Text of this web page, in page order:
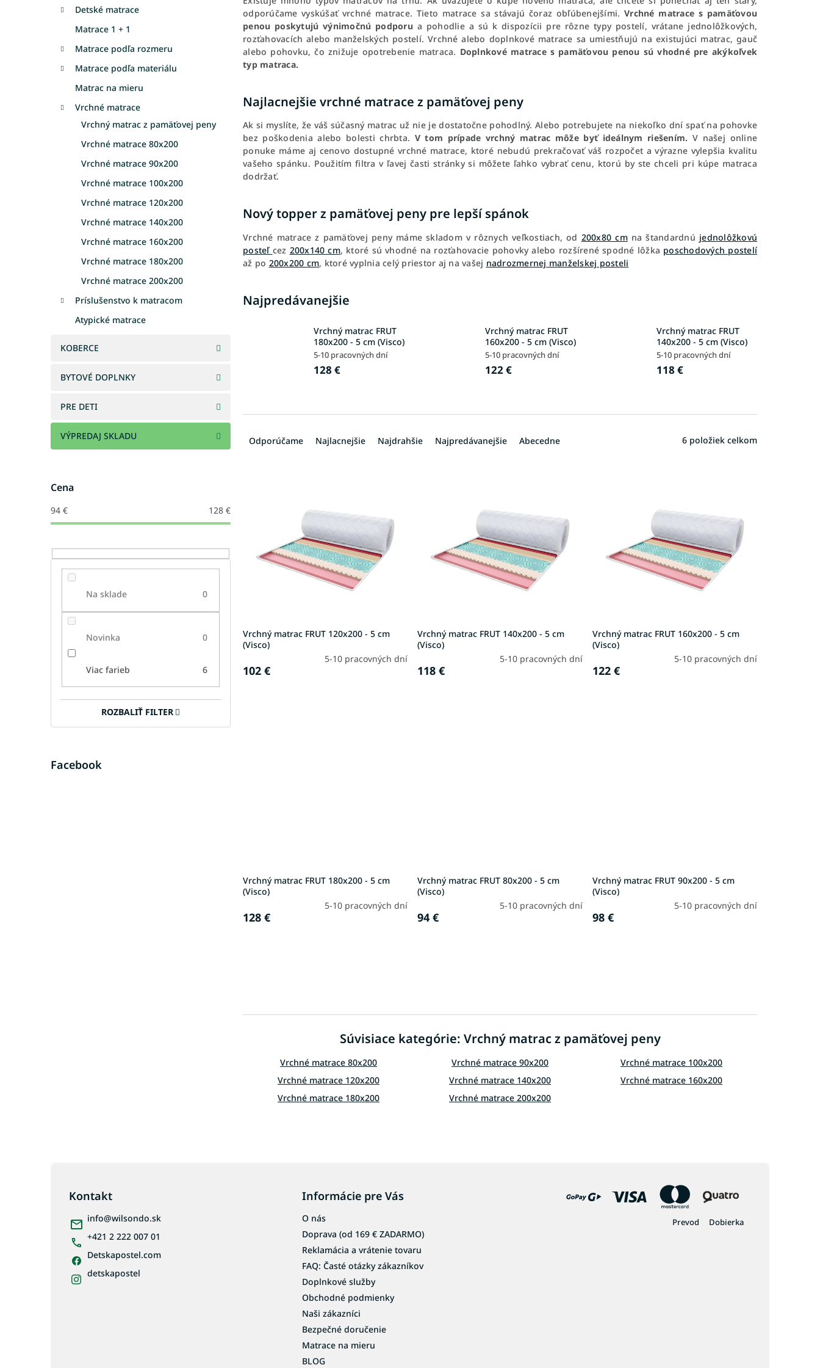
Detské matrace
Matrace 1 + 1
Matrace podľa rozmeru
Matrace podľa materiálu
Matrac na mieru
Vrchné matrace
Vrchný matrac z pamäťovej peny
Vrchné matrace 80x200
Vrchné matrace 90x200
Vrchné matrace 100x200
Vrchné matrace 120x200
Vrchné matrace 140x200
Vrchné matrace 160x200
Vrchné matrace 180x200
Vrchné matrace 200x200
Príslušenstvo k matracom
Atypické matrace
KOBERCE
BYTOVÉ DOPLNKY
PRE DETI
VÝPREDAJ SKLADU
Cena
94 € 128 €
Na sklade 0
Novinka 0
Viac farieb 6
ROZBALIŤ FILTER
Facebook
odporúčame vyskúšať vrchné matrace. Tieto matrace sa stávajú čoraz obľúbenejšími.Vrchné matrace s pamäťovou
penou poskytujú výnimočnú podporu a pohodlie a sú k dispozícii pre rôzne typy postelí, vrátane jednolôžkových,
rozťahovacích alebo manželských postelí. Vrchné alebo doplnkové matrace sa umiestňujú na existujúci matrac, gauč
alebo pohovku, čo znižuje opotrebenie matraca. Doplnkové matrace s pamäťovou penou sú vhodné pre akýkoľvek
typ matraca.
Najlacnejšie vrchné matrace z pamäťovej peny
Ak si myslíte, že váš súčasný matrac už nie je dostatočne pohodlný. Alebo potrebujete na niekoľko dní spať na pohovke
bez poškodenia alebo bolesti chrbta. V tom prípade vrchný matrac môže byť ideálnym riešením. V našej online
ponuke máme aj cenovo dostupné vrchné matrace, ktoré nebudú prekračovať váš rozpočet a výrazne vylepšia kvalitu
vašeho spánku. Použitím filtra v ľavej časti stránky si môžete ľahko vybrať cenu, ktorú by ste chceli pri kúpe matraca
dodržať.
Nový topper z pamäťovej peny pre lepší spánok
Vrchné matrace z pamäťovej peny máme skladom v rôznych veľkostiach, od 200x80 cmna štandardnú jednolôžkovú
posteľ cez 200x140 cm, ktoré sú vhodné na rozťahovacie pohovky alebo rozšírené spodné lôžka poschodových postelí
až po 200x200 cm, ktoré vyplnia celý priestor aj na vašej nadrozmernej manželskej posteli
Najpredávanejšie
Vrchný matrac FRUT
180x200 - 5 cm (Visco)
5-10 pracovných dní
128 €
Vrchný matrac FRUT
160x200 - 5 cm (Visco)
5-10 pracovných dní
122 €
Vrchný matrac FRUT
140x200 - 5 cm (Visco)
5-10 pracovných dní
118 €
a
v
Odporúčame Najlacnejšie Najdrahšie Najpredávanejšie Abecedne 6 položiek celkom
o
v
Vrchný matrac FRUT 120x200 - 5 cm
(Visco)
5-10 pracovných dní
102 €
Vrchný matrac FRUT 140x200 - 5 cm
(Visco)
5-10 pracovných dní
118 €
Vrchný matrac FRUT 160x200 - 5 cm
(Visco)
5-10 pracovných dní
122 €
Vrchný matrac FRUT 180x200 - 5 cm
(Visco)
5-10 pracovných dní
128 €
Vrchný matrac FRUT 80x200 - 5 cm
(Visco)
5-10 pracovných dní
94 €
Vrchný matrac FRUT 90x200 - 5 cm
(Visco)
5-10 pracovných dní
98 €
á
a
i
e
p
r
Súvisiace kategórie: Vrchný matrac z pamäťovej peny
Vrchné matrace 80x200 Vrchné matrace 90x200
Vrchné matrace 100x200
Vrchné matrace 120x200
Vrchné matrace 140x200
Vrchné matrace 160x200
Vrchné matrace 180x200
Vrchné matrace 200x200
Kontakt
info@wilsondo.sk
+421 2 222 007 01
Detskapostel.com
detskapostel
Informácie pre Vás
O nás
Doprava (od 169 € ZADARMO)
Reklamácia a vrátenie tovaru
FAQ: Časté otázky zákazníkov
Doplnkové služby
Obchodné podmienky
Naši zákazníci
Bezpečné doručenie
Matrace na mieru
BLOG
Prevod Dobierka